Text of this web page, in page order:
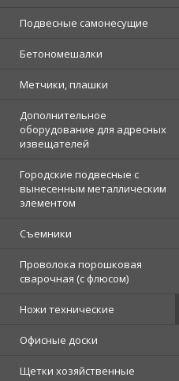
Подвесные самонесущие
Бетономешалки
Метчики, плашки
Дополнительное
оборудование для адресных
извещателей
Городские подвесные с
вынесенным металлическим
элементом
Съемники
Проволока порошковая
сварочная (с флюсом)
Ножи технические
Офисные доски
Щетки хозяйственные